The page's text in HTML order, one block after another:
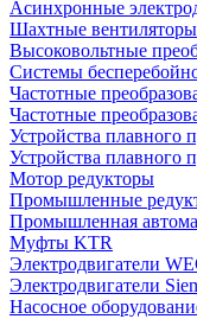
Асинхронные
Шахтные вентиляторы
Высоковольтные
Системы
Частотные
Частотные
Устройства плавного
Устройства плавного
Мотор редукторы
Промышленные
Промышленная
Муфты KTR
Электродвигатели
Электродвигатели
Насосное